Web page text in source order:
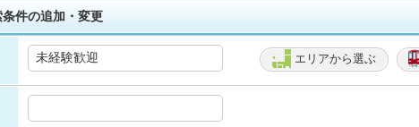
条件の追加・変更
エリアから選ぶ